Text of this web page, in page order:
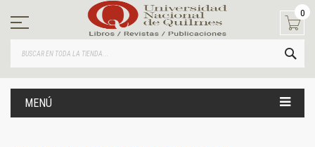
contenido
0
MENÚ